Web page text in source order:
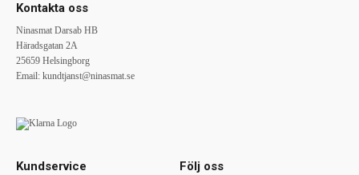
Kontakta oss
Ninasmat Darsab HB
Häradsgatan 2A
25659 Helsingborg
Email: kundtjanst@ninasmat.se
Kundservice Följ oss